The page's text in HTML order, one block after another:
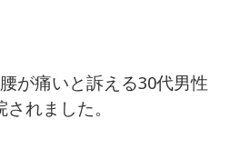
が痛いと訴える30代男性
れました。